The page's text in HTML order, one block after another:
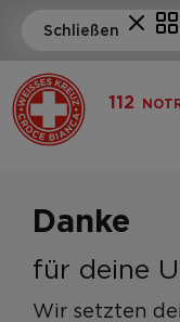
112
Danke
für deine
Wir setzten